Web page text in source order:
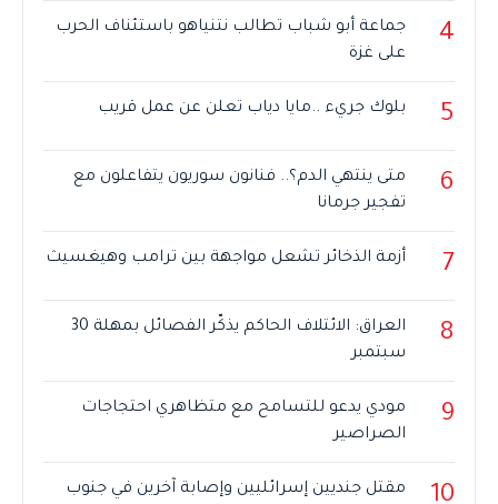
4
جماعة أبو شباب تطالب نتنياهو باستئناف الحرب
على غزة
5 بلوك جريء ..مايا دياب تعلن عن عمل قريب
6
متى ينتهي الدم؟.. فنانون سوريون يتفاعلون مع
تفجير جرمانا
7 أزمة الذخائر تشعل مواجهة بين ترامب وهيغسيث
8
العراق: الائتلاف الحاكم يذكّر الفصائل بمهلة 30
سبتمبر
9
مودي يدعو للتسامح مع متظاهري احتجاجات
الصراصير
10 مقتل جنديين إسرائليين وإصابة آخرين في جنوب